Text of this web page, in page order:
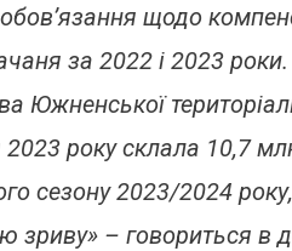
щодо
за 2022 і 2023
Южненської
року склала 10,7
сезону 2023/2024
зриву» – говориться в